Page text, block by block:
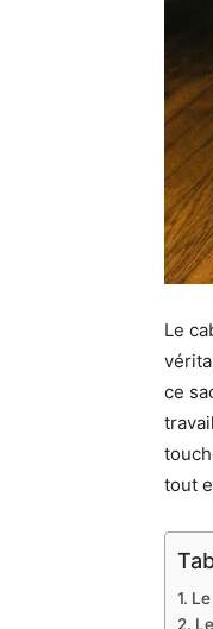
Le
ce
tout